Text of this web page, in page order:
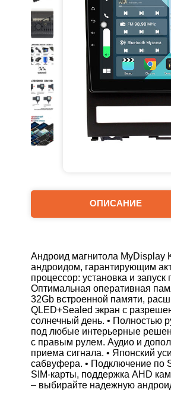
ОПИСАНИЕ
Андроид магнитола
андроидом, гарантирующим
процессор: установка и
Оптимальная оперативная
32Gb встроенной памяти,
QLED+Sealed экран с
солнечный день. • Полностью
под любые интерьерные
с правым рулем. Аудио и
приема сигнала. • Японский
сабвуфера. • Подключение по
SIM‑карты, поддержка AHD
– выбирайте надежную